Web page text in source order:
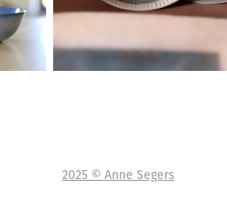
2025 © Anne Segers